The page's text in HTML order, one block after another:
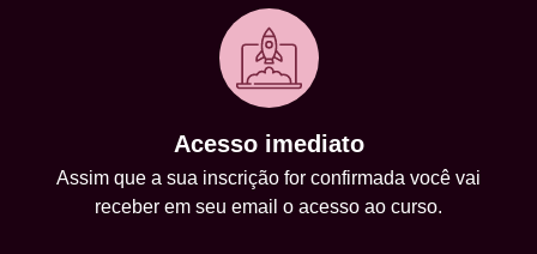
Acesso imediato
Assim que a sua inscrição for confirmada você vai
receber em seu email o acesso ao curso.